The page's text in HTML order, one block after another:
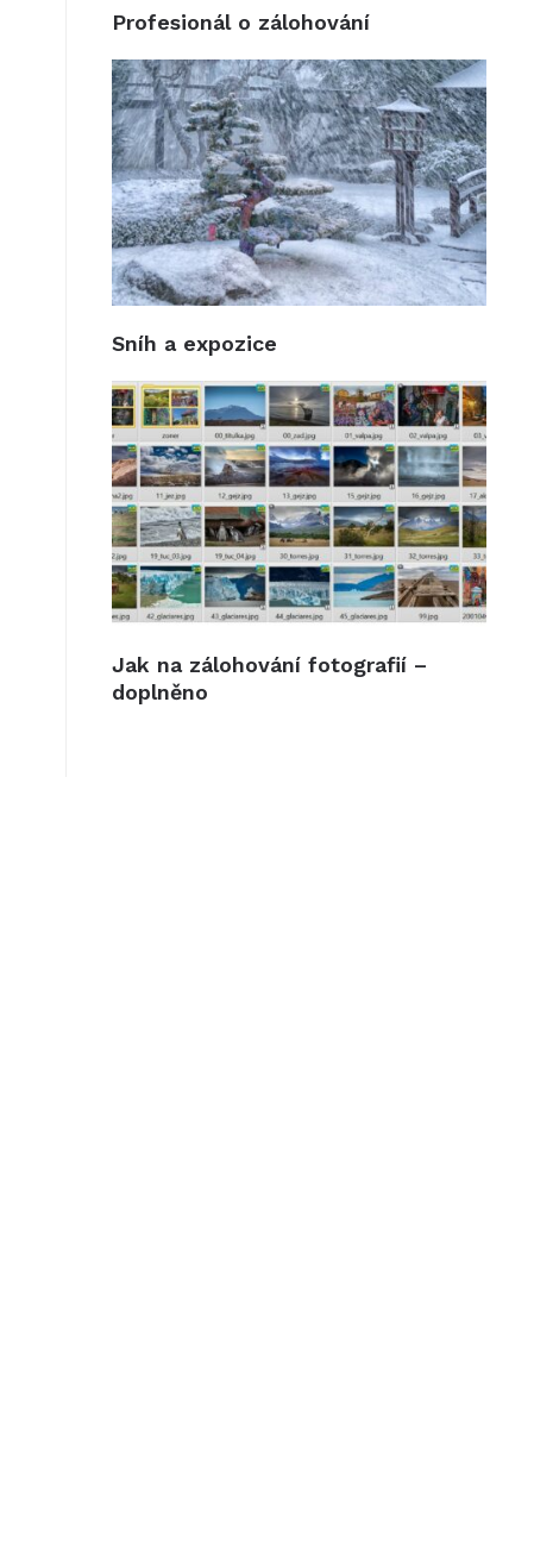
Profesionál o zálohování
Sníh a expozice
Jak na zálohování fotografií –
doplněno